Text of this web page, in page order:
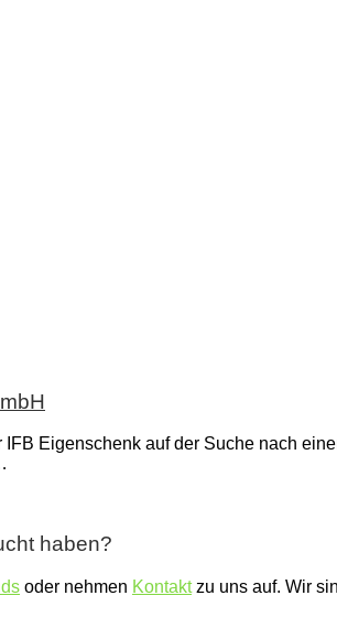
Eigenschenk auf der Suche nach
haben?
oder nehmen Kontaktzu uns auf. Wir